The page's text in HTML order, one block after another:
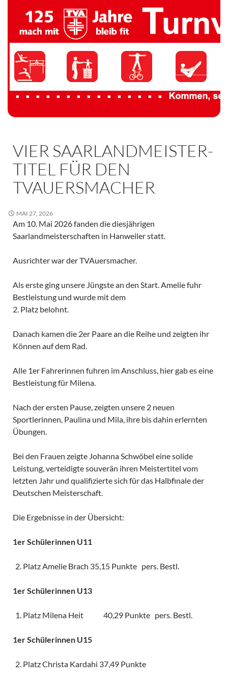
TV 1894 Auersmacher
VIER SAARLANDMEISTER-
TITEL FÜR DEN
TVAUERSMACHER
MAI 27, 2026
Am 10. Mai 2026 fanden die diesjährigen
Saarlandmeisterschaften in Hanweiler statt.
Ausrichter war der TVAuersmacher.
Als erste ging unsere Jüngste an den Start. Amelie fuhr
Bestleistung und wurde mit dem
2. Platz belohnt.
Danach kamen die 2er Paare an die Reihe und zeigten ihr
Können auf dem Rad.
Alle 1er Fahrerinnen fuhren im Anschluss, hier gab es eine
Bestleistung für Milena.
Nach der ersten Pause, zeigten unsere 2 neuen
Sportlerinnen, Paulina und Mila, ihre bis dahin erlernten
Übungen.
Bei den Frauen zeigte Johanna Schwöbel eine solide
Leistung, verteidigte souverän ihren Meistertitel vom
letzten Jahr und qualifizierte sich für das Halbfinale der
Deutschen Meisterschaft.
Die Ergebnisse in der Übersicht:
1er Schülerinnen U11
Platz Amelie Brach 35,15 Punkte pers. Bestl.
1er Schülerinnen U13
Platz Milena Heit 40,29 Punkte pers. Bestl.
1er Schülerinnen U15
Platz Christa Kardahi 37,49 Punkte